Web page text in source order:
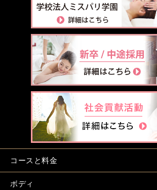
コースと料金
ボディ